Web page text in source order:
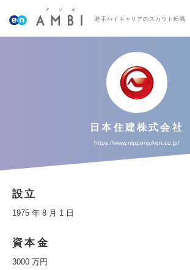
若手ハイキャリアのスカウト転職
日本住建株式会社
https://www.nipponjuken.co.jp/
設立
1975 年 8 月 1 日
資本金
3000 万円